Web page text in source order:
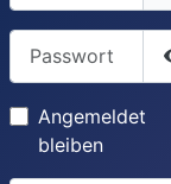
Passwort
Angemeldet
bleiben